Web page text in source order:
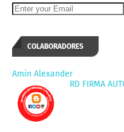
COLABORADORES
Amin Alexander
RD FIRMA